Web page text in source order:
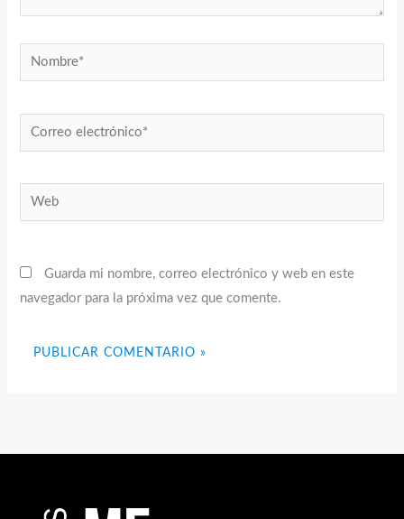
Nombre*
Correo
electrónico*
Web
Guarda mi nombre, correo electrónico y web en este
navegador para la próxima vez que comente.